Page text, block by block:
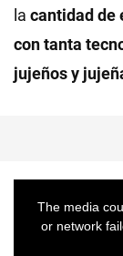
la cantidad de
con tanta
jujeños y